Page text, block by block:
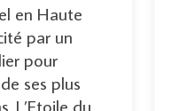
en Haute
par un
pour
ses plus
L’Etoile du